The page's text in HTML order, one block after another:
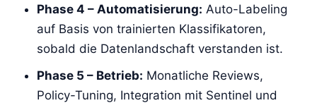
Phase 4 – Automatisierung: Auto-Labeling
auf Basis von trainierten Klassifikatoren,
sobald die Datenlandschaft verstanden ist.
Phase 5 – Betrieb: Monatliche Reviews,
Policy-Tuning, Integration mit Sentinel und